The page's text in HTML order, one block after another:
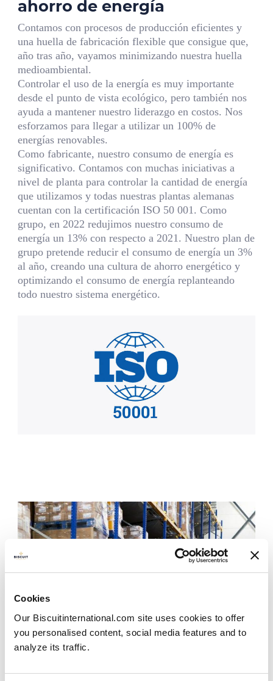
Cookies
Our Biscuitinternational.com site uses cookies to offer
you personalised content, social media features and to
analyze its traffic.
ahorro de energía
Contamos con procesos de producción eficientes y
una huella de fabricación flexible que consigue que,
año tras año, vayamos minimizando nuestra huella
medioambiental.
Controlar el uso de la energía es muy importante
desde el punto de vista ecológico, pero también nos
ayuda a mantener nuestro liderazgo en costos. Nos
esforzamos para llegar a utilizar un 100% de
energías renovables.
Como fabricante, nuestro consumo de energía es
significativo. Contamos con muchas iniciativas a
nivel de planta para controlar la cantidad de energía
que utilizamos y todas nuestras plantas alemanas
cuentan con la certificación ISO 50 001. Como
grupo, en 2022 redujimos nuestro consumo de
energía un 13% con respecto a 2021. Nuestro plan de
grupo pretende reducir el consumo de energía un 3%
al año, creando una cultura de ahorro energético y
optimizando el consumo de energía replanteando
todo nuestro sistema energético.